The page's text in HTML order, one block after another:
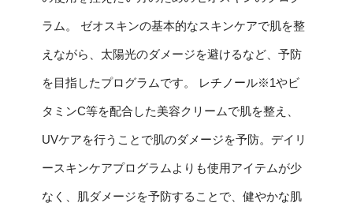
ラム。 ゼオスキンの基本的なスキンケアで肌を整
えながら、太陽光のダメージを避けるなど、予防
を目指したプログラムです。 レチノール※1やビ
タミンC等を配合した美容クリームで肌を整え、
UVケアを行うことで肌のダメージを予防。デイリ
ースキンケアプログラムよりも使用アイテムが少
なく、肌ダメージを予防することで、健やかな肌